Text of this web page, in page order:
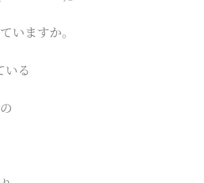
いますか。
いる